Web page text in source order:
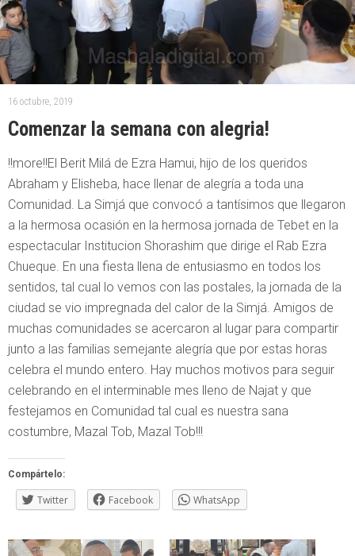
16 octubre, 2019
Comenzar la semana con alegria!
!!more!!El Berit Milá de Ezra Hamui, hijo de los queridos
Abraham y Elisheba, hace llenar de alegría a toda una
Comunidad. La Simjá que convocó a tantísimos que llegaron
a la hermosa ocasión en la hermosa jornada de Tebet en la
espectacular Institucion Shorashim que dirige el Rab Ezra
Chueque. En una fiesta llena de entusiasmo en todos los
sentidos, tal cual lo vemos con las postales, la jornada de la
ciudad se vio impregnada del calor de la Simjá. Amigos de
muchas comunidades se acercaron al lugar para compartir
junto a las familias semejante alegría que por estas horas
celebra el mundo entero. Hay muchos motivos para seguir
celebrando en el interminable mes lleno de Najat y que
festejamos en Comunidad tal cual es nuestra sana
costumbre, Mazal Tob, Mazal Tob!!!
Compártelo:
Twitter Facebook WhatsApp